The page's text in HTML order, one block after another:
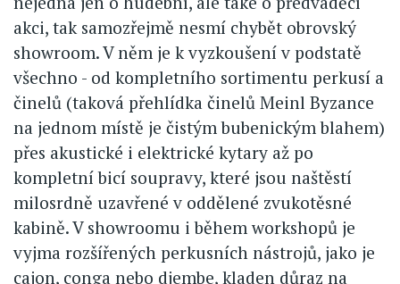
akci, tak samozřejmě nesmí chybět obrovský
showroom. V něm je k vyzkoušení v podstatě
všechno - od kompletního sortimentu perkusí a
činelů (taková přehlídka činelů Meinl Byzance
na jednom místě je čistým bubenickým blahem)
přes akustické i elektrické kytary až po
kompletní bicí soupravy, které jsou naštěstí
milosrdně uzavřené v oddělené zvukotěsné
kabině. V showroomu i během workshopů je
vyjma rozšířených perkusních nástrojů, jako je
cajon, conga nebo djembe, kladen důraz na